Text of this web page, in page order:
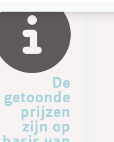
De
getoonde
prijzen
zijn op